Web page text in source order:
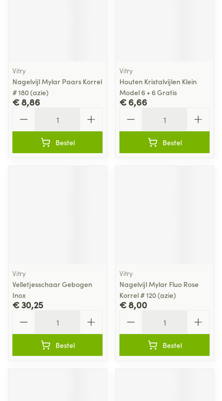
Vitry
Nagelvijl Mylar Paars Korrel
# 180 (azie)
€ 8,86
Bestel
Vitry
Houten Kristalvijlen Klein
Model 6 + 6 Gratis
€ 6,66
Bestel
Vitry
Velletjesschaar Gebogen
Inox
€ 30,25
Bestel
Vitry
Nagelvijl Mylar Fluo Rose
Korrel # 120 (azie)
€ 8,00
Bestel